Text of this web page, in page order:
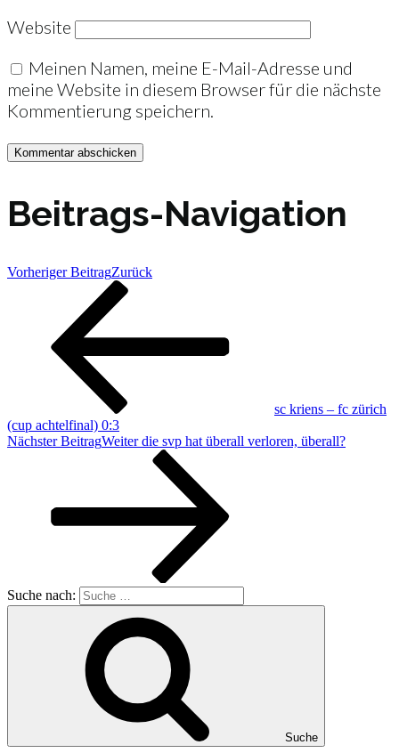
Website
Meinen Namen, meine E-Mail-Adresse und
meine Website in diesem Browser für die nächste
Kommentierung speichern.
Beitrags-Navigation
Vorheriger BeitragZurück
sc kriens – fc zürich
(cup achtelfinal) 0:3
Nächster BeitragWeiter die svp hat überall verloren, überall?
Suche nach:
Suche